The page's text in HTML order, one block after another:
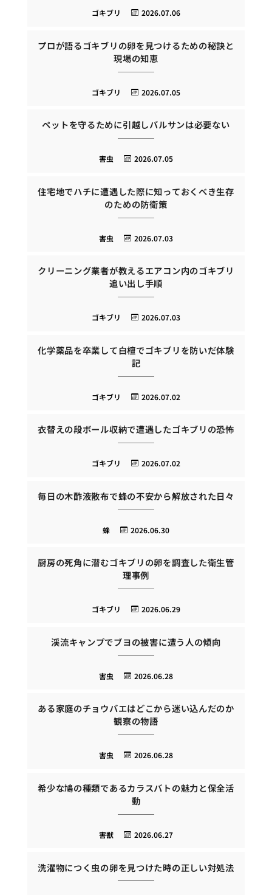
2026.07.06
ゴキブリ
プロが語るゴキブリの卵を見つけるための秘訣と
現場の知恵
2026.07.05
ゴキブリ
ペットを守るために引越しバルサンは必要ない
2026.07.05
害虫
住宅地でハチに遭遇した際に知っておくべき生存
のための防衛策
2026.07.03
害虫
クリーニング業者が教えるエアコン内のゴキブリ
追い出し手順
2026.07.03
ゴキブリ
化学薬品を卒業して白檀でゴキブリを防いだ体験
記
2026.07.02
ゴキブリ
衣替えの段ボール収納で遭遇したゴキブリの恐怖
2026.07.02
ゴキブリ
毎日の木酢液散布で蜂の不安から解放された日々
2026.06.30
蜂
厨房の死角に潜むゴキブリの卵を調査した衛生管
理事例
2026.06.29
ゴキブリ
渓流キャンプでブヨの被害に遭う人の傾向
2026.06.28
害虫
ある家庭のチョウバエはどこから迷い込んだのか
観察の物語
2026.06.28
害虫
希少な鳩の種類であるカラスバトの魅力と保全活
動
2026.06.27
害獣
洗濯物につく虫の卵を見つけた時の正しい対処法